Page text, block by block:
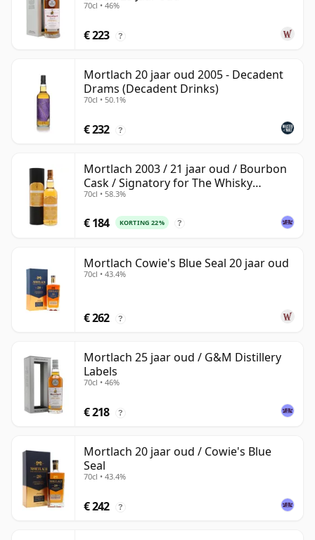
70cl • 46%
€ 223 ?
Mortlach 20 jaar oud 2005 - Decadent
Drams (Decadent Drinks)
70cl • 50.1%
€ 232 ?
Mortlach 2003 / 21 jaar oud / Bourbon
Cask / Signatory for The Whisky
Exchange
70cl • 58.3%
€ 184 KORTING 22% ?
Mortlach Cowie's Blue Seal 20 jaar oud
70cl • 43.4%
€ 262 ?
Mortlach 25 jaar oud / G&M Distillery
Labels
70cl • 46%
€ 218 ?
Mortlach 20 jaar oud / Cowie's Blue
Seal
70cl • 43.4%
€ 242 ?